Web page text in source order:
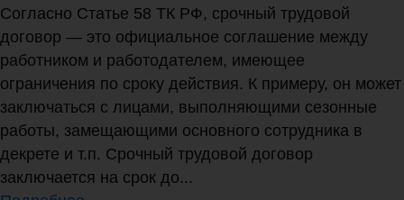
Согласно Статье 58 ТК РФ, срочный трудовой
договор — это официальное соглашение между
работником и работодателем, имеющее
ограничения по сроку действия. К примеру, он может
заключаться с лицами, выполняющими сезонные
работы, замещающими основного сотрудника в
декрете и т.п. Срочный трудовой договор
заключается на срок до...